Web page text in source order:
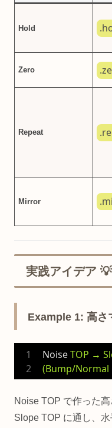
Hold
Zero
Repeat
Mirror
実践アイデア 💡
Example 1: 高
NoiseTOP →
(Bump/Normal
Noise TOP で作った
Slope TOP に通し、